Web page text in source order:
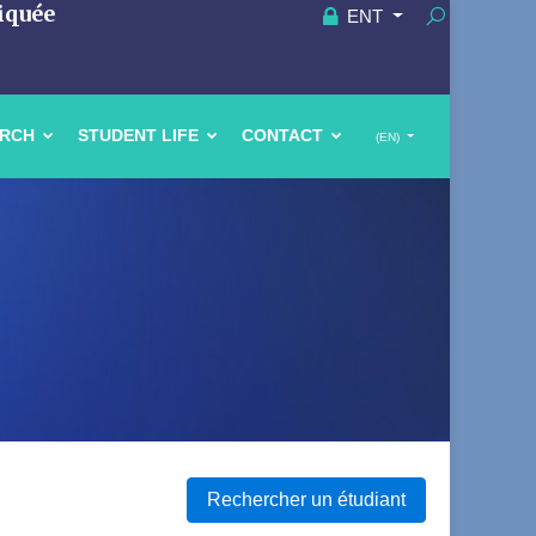
ENT
(EN)
STUDENT LIFE CONTACT
Rechercher un étudiant